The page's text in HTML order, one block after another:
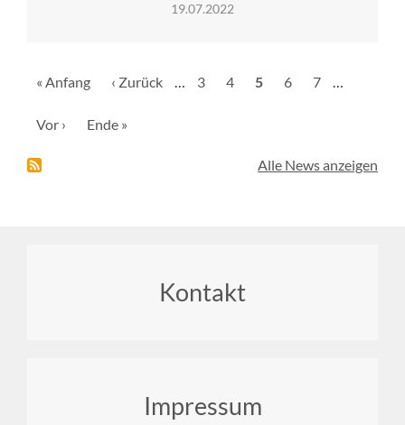
19.07.2022
Erste
« Anfang
Vorherige
‹ Zurück … Seite
3 Seite
4
Aktuelle
5 Seite
6 Seite
7 …
Nächste
Vor ›
Letzte
Ende »
Alle News anzeigen
Kontakt
Impressum